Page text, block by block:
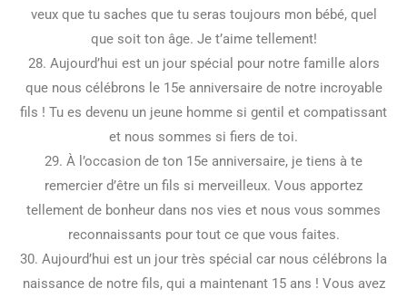
veux que tu saches que tu seras toujours mon bébé, quel
que soit ton âge. Je t’aime tellement!
28. Aujourd’hui est un jour spécial pour notre famille alors
que nous célébrons le 15e anniversaire de notre incroyable
fils ! Tu es devenu un jeune homme si gentil et compatissant
et nous sommes si fiers de toi.
29. À l’occasion de ton 15e anniversaire, je tiens à te
remercier d’être un fils si merveilleux. Vous apportez
tellement de bonheur dans nos vies et nous vous sommes
reconnaissants pour tout ce que vous faites.
30. Aujourd’hui est un jour très spécial car nous célébrons la
naissance de notre fils, qui a maintenant 15 ans ! Vous avez